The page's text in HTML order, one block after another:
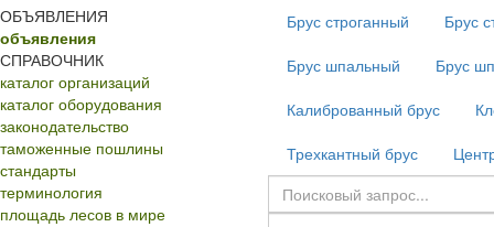
ОБЪЯВЛЕНИЯ
объявления
СПРАВОЧНИК
каталог организаций
каталог оборудования
законодательство
таможенные пошлины
стандарты
терминология
площадь лесов в мире
Брус строганный
Брус
Брус шпальный
Брус
Калиброванный брус
Трехкантный брус